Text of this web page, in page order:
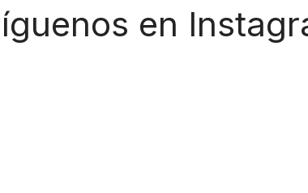
en